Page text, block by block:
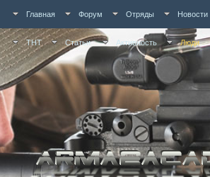
Главная Форум Отряды Новости
ТНТ Статьи Активность Люди